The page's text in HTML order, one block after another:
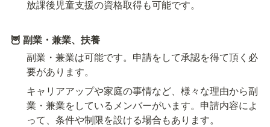
放課後児童支援の資格取得も可能です。
🦉 副業・兼業、扶養
副業・兼業は可能です。申請をして承認を得て頂く必
要があります。
キャリアアップや家庭の事情など、様々な理由から副
業・兼業をしているメンバーがいます。申請内容によ
って、条件や制限を設ける場合もあります。